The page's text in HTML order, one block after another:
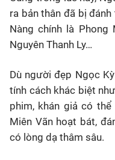
ra bản thân đã bị
Nàng chính là
Nguyên Thanh Ly…
Dù người đẹp Ngọc
tính cách khác biệt
phim, khán giả có
Miên Vãn hoạt bát,
có lòng dạ thâm sâu.